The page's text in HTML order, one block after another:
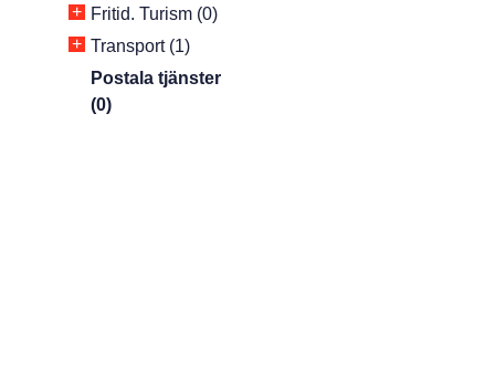
+ Fritid. Turism (0)
+ Transport (1)
Postala tjänster
(0)